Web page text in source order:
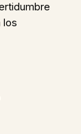
los